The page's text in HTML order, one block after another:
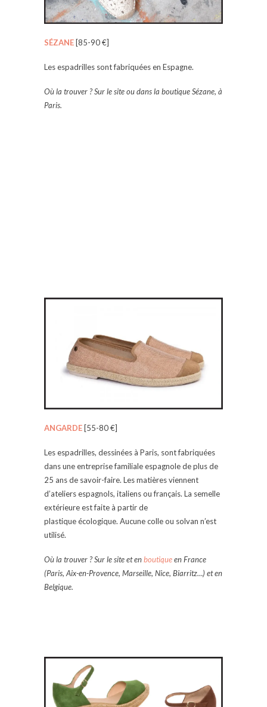
SÉZANE [85-90 €]
Les espadrilles sont fabriquées en Espagne.
Où la trouver ? Sur le site ou dans la boutique Sézane, à
Paris.
ANGARDE [55-80 €]
Les espadrilles, dessinées à Paris, sont fabriquées
dans une entreprise familiale espagnole de plus de
25 ans de savoir-faire. Les matières viennent
d’ateliers espagnols, italiens ou français. La semelle
extérieure est faite à partir de
plastique écologique. Aucune colle ou solvan n’est
utilisé.
Où la trouver ? Sur le site et enboutiqueen France
(Paris, Aix-en-Provence, Marseille, Nice, Biarritz…) et en
Belgique.